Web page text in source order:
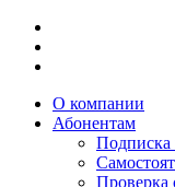
О компании
Абонентам
Подписка
Проверка